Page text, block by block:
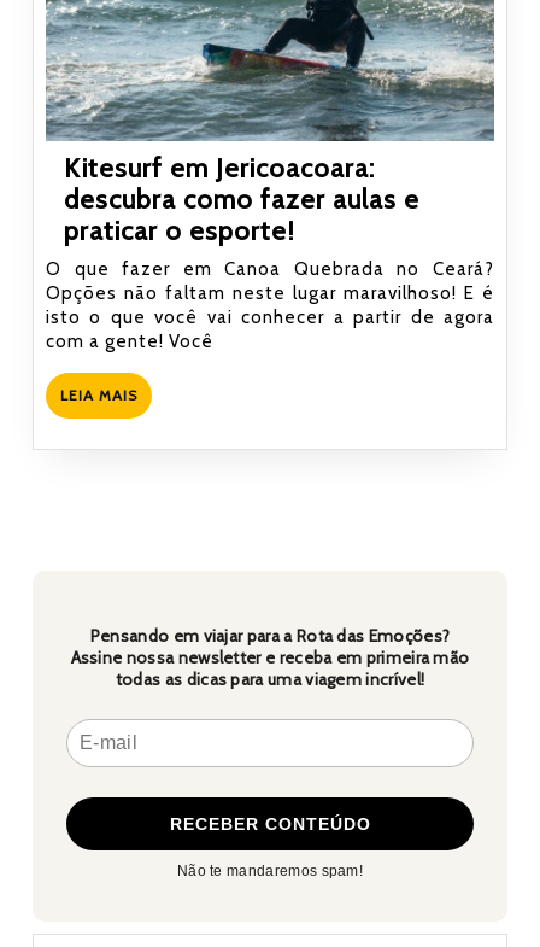
Kitesurf em Jericoacoara:
descubra como fazer aulas e
praticar o esporte!
em
Jericoacoara:
descubra
e
O que fazer em Canoa Quebrada no Ceará?
Opções não faltam neste lugar maravilhoso! E é
isto o que você vai conhecer a partir de agora
com a gente! Você
LEIA MAISLEIA
MAIS
Pensando em viajar para a Rota das Emoções?
Assine nossa newsletter e receba em primeira mão
todas as dicas para uma viagem incrível!
Não te mandaremos spam!